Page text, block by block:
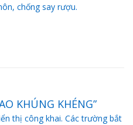
chống say rượu.
KHÚNG KHÉNG”
thị công khai. Các trường bắt